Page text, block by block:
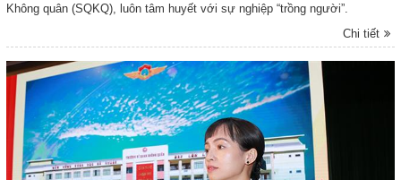
Không quân (SQKQ), luôn tâm huyết với sự nghiệp “trồng người”.
Chi tiết